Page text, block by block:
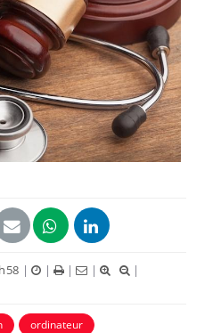
| | | |
|
ordinateur